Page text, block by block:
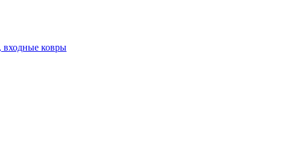
входные ковры